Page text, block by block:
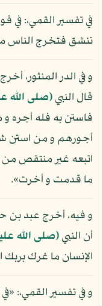
في تفسير القمي،: في
تنشق فتخرج الناس
و في الدر المنثور،
قال النبي(صلى الله
فاستن به فله أجره
أجورهم و من استن
اتبعه غير منتقص
ما قدمت و أخرت».
و فيه، أخرج عبد بن
أن النبي(صلى الله
الإنسان ما غرك
و في تفسير القمي،: